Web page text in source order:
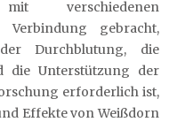
verschiedenen
Verbindung gebracht,
Durchblutung, die
die Unterstützung der
erforderlich ist,
Effekte von Weißdorn